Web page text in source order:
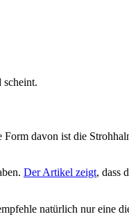
scheint.
davon ist die
Der Artikel zeigt, dass
natürlich nur eine